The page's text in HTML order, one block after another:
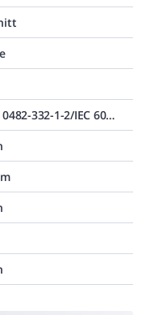
VDE 0482-332-1-2/IEC 60332-1-2